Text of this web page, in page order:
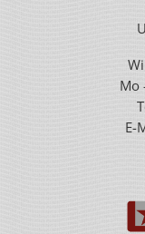
Mo
E-